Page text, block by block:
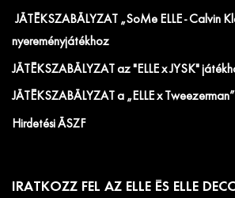
JÁTÉKSZABÁLYZAT „SoMe ELLE - Calvin
nyereményjátékhoz
JÁTÉKSZABÁLYZAT az "ELLE x JYSK"
JÁTÉKSZABÁLYZAT a „ELLE x
Hirdetési ÁSZF
IRATKOZZ FEL AZ ELLE ÉS ELLE